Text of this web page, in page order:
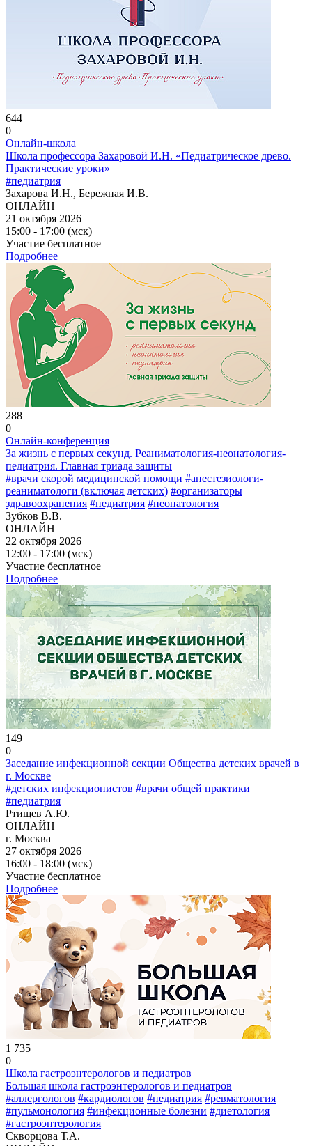
644
0
Онлайн-школа
Школа профессора Захаровой И.Н. «Педиатрическое древо.
Практические уроки»
#педиатрия
Захарова И.Н., Бережная И.В.
ОНЛАЙН
21 октября 2026
15:00 - 17:00 (мск)
Участие бесплатное
Подробнее
288
0
Онлайн-конференция
За жизнь с первых секунд. Реаниматология-неонатология-
педиатрия. Главная триада защиты
#врачи скорой медицинской помощи #анестезиологи-
реаниматологи (включая детских) #организаторы
здравоохранения #педиатрия #неонатология
Зубков В.В.
ОНЛАЙН
22 октября 2026
12:00 - 17:00 (мск)
Участие бесплатное
Подробнее
149
0
Заседание инфекционной секции Общества детских врачей в
г. Москве
#детских инфекционистов #врачи общей практики
#педиатрия
Ртищев А.Ю.
ОНЛАЙН
г. Москва
27 октября 2026
16:00 - 18:00 (мск)
Участие бесплатное
Подробнее
1 735
0
Школа гастроэнтерологов и педиатров
Большая школа гастроэнтерологов и педиатров
#аллергологов #кардиологов #педиатрия #ревматология
#пульмонология #инфекционные болезни #диетология
#гастроэнтерология
Скворцова Т.А.